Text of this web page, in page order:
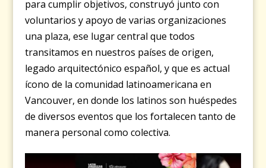
para cumplir objetivos, construyó junto con
voluntarios y apoyo de varias organizaciones
una plaza, ese lugar central que todos
transitamos en nuestros países de origen,
legado arquitectónico español, y que es actual
ícono de la comunidad latinoamericana en
Vancouver, en donde los latinos son huéspedes
de diversos eventos que los fortalecen tanto de
manera personal como colectiva.